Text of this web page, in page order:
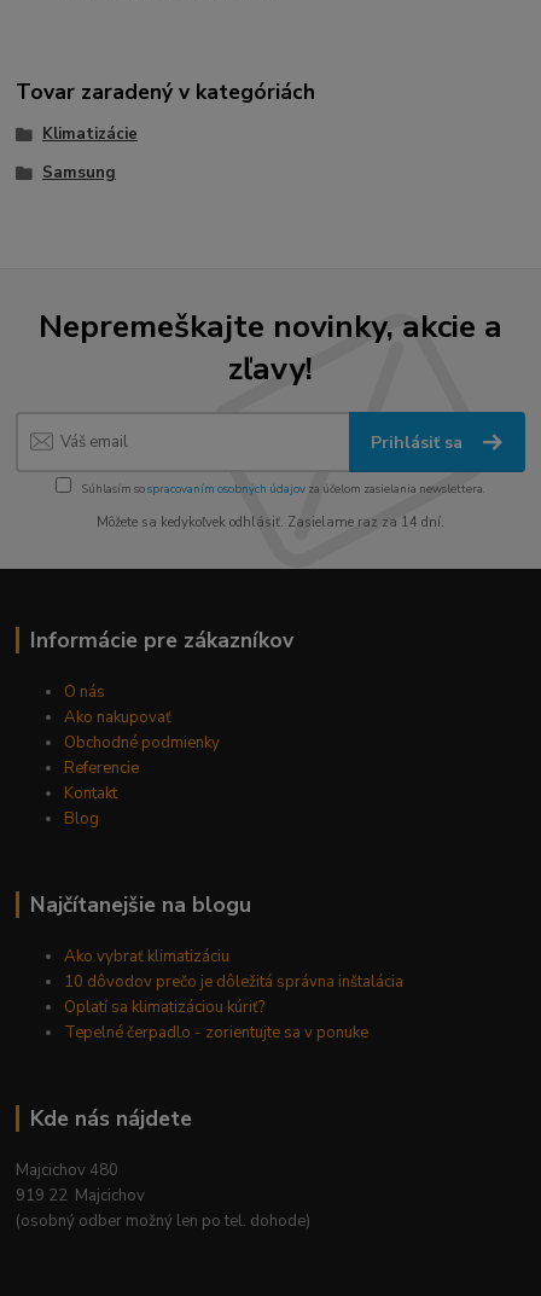
Tovar zaradený v kategóriách
Klimatizácie
Samsung
Nepremeškajte novinky, akcie a
zľavy!
Prihlásiť sa
Súhlasím sospracovaním osobných údajov za účelom zasielania newslettera.
Môžete sa kedykoľvek odhlásiť. Zasielame raz za 14 dní.
Informácie pre zákazníkov
O nás
Ako nakupovať
Obchodné podmienky
Referencie
Kontakt
Blog
Najčítanejšie na blogu
Ako vybrať klimatizáciu
10 dôvodov prečo je dôležitá správna inštalácia
Oplatí sa klimatizáciou kúriť?
Tepelné čerpadlo - zorientujte sa v ponuke
Kde nás nájdete
Majcichov 480
919 22 Majcichov
(osobný odber možný len po tel. dohode)